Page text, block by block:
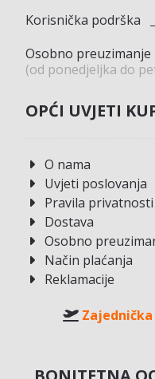
Korisnička podrška
Osobno preuzimanje
(od ponedjeljka do
OPĆI UVJETI
O nama
Uvjeti poslovanja
Pravila privatnosti
Dostava
Osobno
Način plaćanja
Reklamacije